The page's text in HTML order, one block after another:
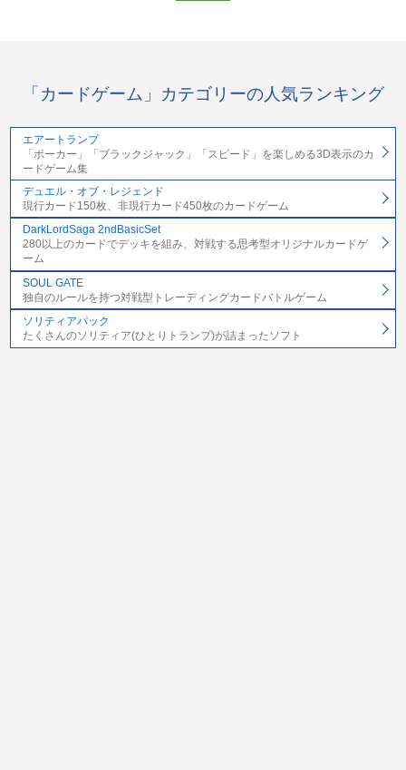
「カードゲーム」カテゴリーの人気ランキング
エアートランプ
「ポーカー」「ブラックジャック」「スピード」を楽しめる3D表示のカ
ードゲーム集
デュエル・オブ・レジェンド
現行カード150枚、非現行カード450枚のカードゲーム
DarkLordSaga 2ndBasicSet
280以上のカードでデッキを組み、対戦する思考型オリジナルカードゲ
ーム
SOUL GATE
独自のルールを持つ対戦型トレーディングカードバトルゲーム
ソリティアパック
たくさんのソリティア(ひとりトランプ)が詰まったソフト